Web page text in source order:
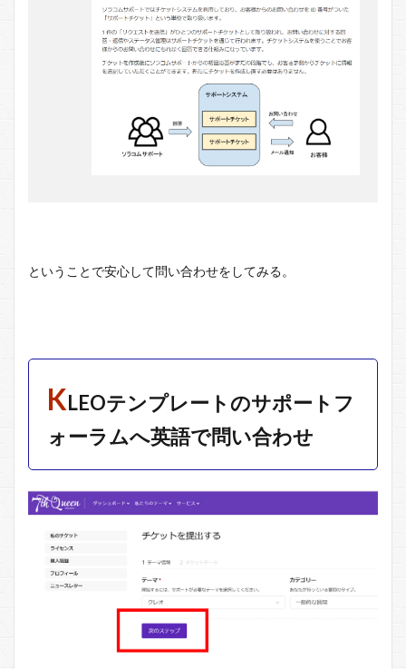
ということで安心して問い合わせをしてみる。
KLEOテンプレートのサポートフ
ォーラムへ英語で問い合わせ